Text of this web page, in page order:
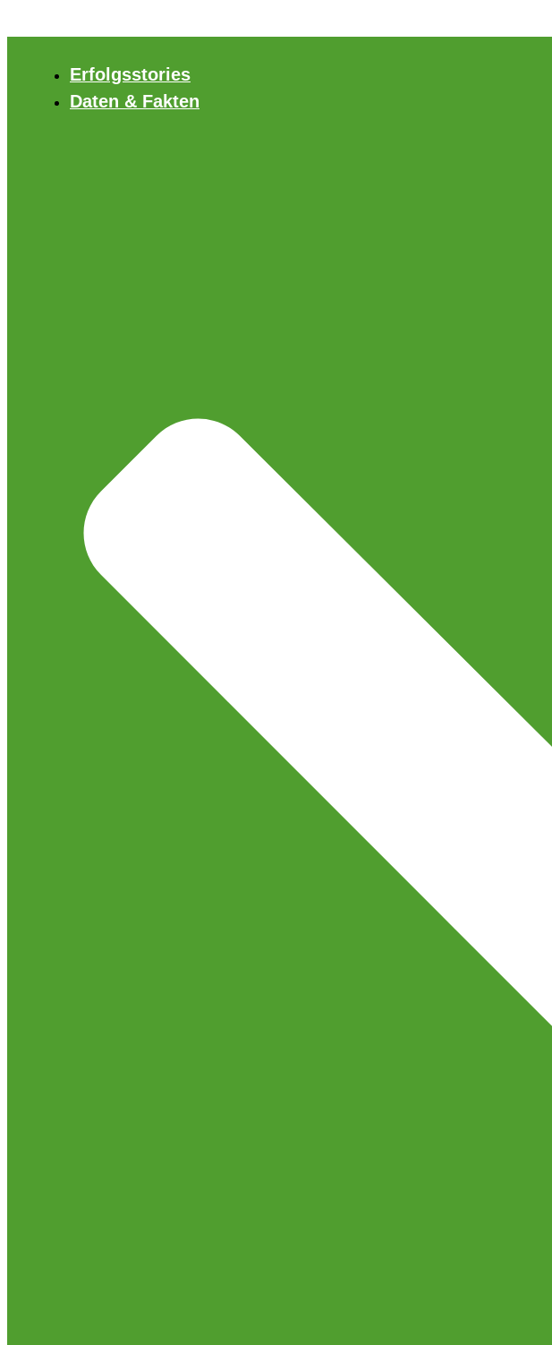
springenErfolgsstories
Daten & Fakten